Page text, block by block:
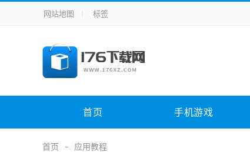
手机应用
手机游戏 体育竞技
电脑软件 其它类别 图形软件
未分类
网站地图 标签
首页 手机游戏
首页 应用教程